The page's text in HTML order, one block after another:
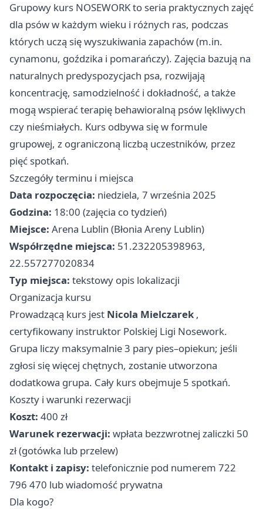
Grupowy kurs NOSEWORK to seria praktycznych zajęć
dla psów w każdym wieku i różnych ras, podczas
których uczą się wyszukiwania zapachów (m.in.
cynamonu, goździka i pomarańczy). Zajęcia bazują na
naturalnych predyspozycjach psa, rozwijają
koncentrację, samodzielność i dokładność, a także
mogą wspierać terapię behawioralną psów lękliwych
czy nieśmiałych. Kurs odbywa się w formule
grupowej, z ograniczoną liczbą uczestników, przez
pięć spotkań.
Szczegóły terminu i miejsca
Data rozpoczęcia: niedziela, 7 września 2025
Godzina: 18:00 (zajęcia co tydzień)
Miejsce: Arena Lublin (Błonia Areny Lublin)
Współrzędne miejsca: 51.232205398963,
22.557277020834
Typ miejsca: tekstowy opis lokalizacji
Organizacja kursu
Prowadzącą kurs jest Nicola Mielczarek ,
certyfikowany instruktor Polskiej Ligi Nosework.
Grupa liczy maksymalnie 3 pary pies–opiekun; jeśli
zgłosi się więcej chętnych, zostanie utworzona
dodatkowa grupa. Cały kurs obejmuje 5 spotkań.
Koszty i warunki rezerwacji
Koszt: 400 zł
Warunek rezerwacji: wpłata bezzwrotnej zaliczki 50
zł (gotówka lub przelew)
Kontakt i zapisy: telefonicznie pod numerem 722
796 470 lub wiadomość prywatna
Dla kogo?